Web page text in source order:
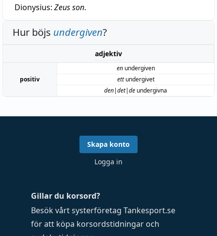
Dionysius: Zeus son.
Hur böjs undergiven?
adjektiv
positiv
enundergiven
ettundergivet
den|det|de undergivna
Gillar du korsord?
Besök vårt systerföretag Tankesport.se
för att köpa korsordstidningar och
Skapa konto
Logga in